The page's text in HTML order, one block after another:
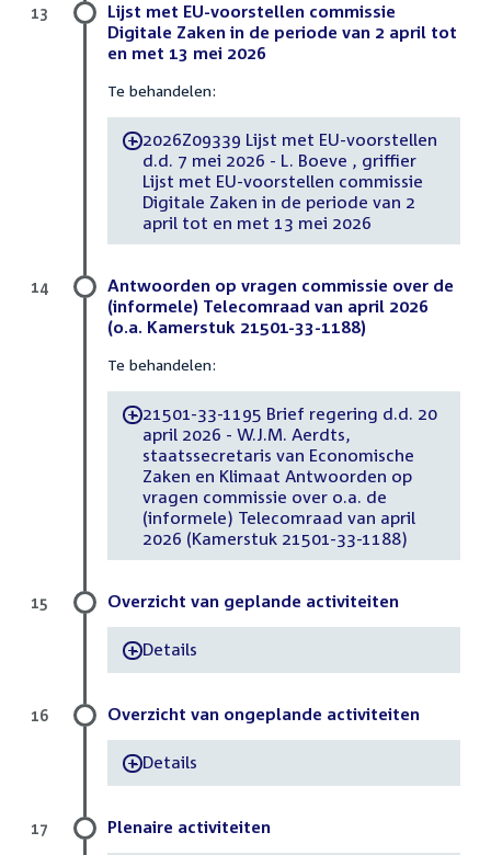
Lijst met EU-voorstellen commissie
Digitale Zaken in de periode van 2 april tot
en met 13 mei 2026
Te behandelen:
-2026Z09339 Lijst met EU-voorstellen
d.d. 7 mei 2026 - L. Boeve , griffier
Lijst met EU-voorstellen commissie
Digitale Zaken in de periode van 2
april tot en met 13 mei 2026
13
Antwoorden op vragen commissie over de
(informele) Telecomraad van april 2026
(o.a. Kamerstuk 21501-33-1188)
Te behandelen:
-21501-33-1195 Brief regering d.d. 20
april 2026 - W.J.M. Aerdts,
staatssecretaris van Economische
Zaken en Klimaat Antwoorden op
vragen commissie over o.a. de
(informele) Telecomraad van april
2026 (Kamerstuk 21501-33-1188)
14
Overzicht van geplande activiteiten
-Details
15
Overzicht van ongeplande activiteiten
-Details
16
Plenaire activiteiten
17